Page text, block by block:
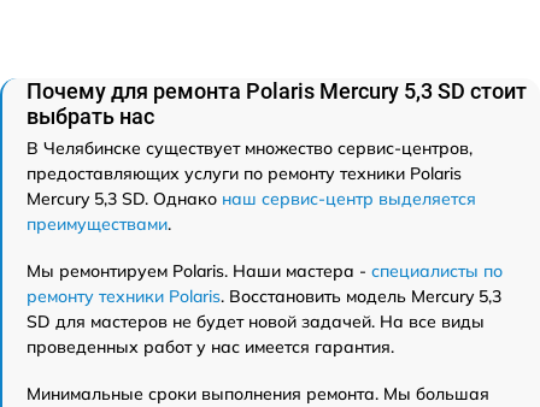
Почему для ремонта Polaris Mercury 5,3 SD стоит
выбрать нас
В Челябинске существует множество сервис-центров,
предоставляющих услуги по ремонту техники Polaris
Mercury 5,3 SD. Однако наш сервис-центр выделяется
преимуществами.
Мы ремонтируем Polaris. Наши мастера - специалисты по
ремонту техники Polaris. Восстановить модель Mercury 5,3
SD для мастеров не будет новой задачей. На все виды
проведенных работ у нас имеется гарантия.
Минимальные сроки выполнения ремонта. Мы большая